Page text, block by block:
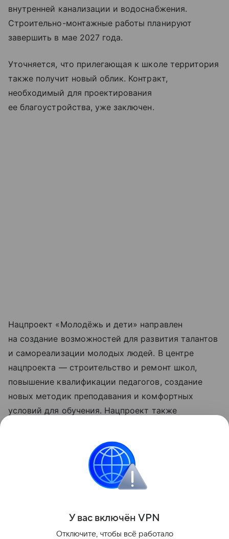
внутренней канализации и водоснабжения.
Строительно-монтажные работы планируют
завершить в мае 2027 года.
Уточняется, что прилегающая к школе территория
также получит новый облик. Контракт,
необходимый для проектирования
ее благоустройства, уже заключен.
Нацпроект «Молодёжь и дети» направлен
на создание возможностей для развития талантов
и самореализации молодых людей. В центре
нацпроекта — строительство и ремонт школ,
повышение квалификации педагогов, создание
новых методик преподавания и комфортных
условий для обучения. Нацпроект также
мирового уровня и поддержку вузов
по программе «Приоритет 2030». Обновленные
нацпроекты реализуются по решению
Президента РФ Владимира Путина с 2025 года.
Поделиться
У вас включён VPN
Отключите, чтобы всё работало